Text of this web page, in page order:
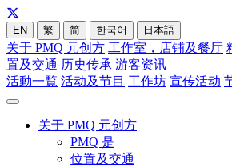
EN 繁 简 한국어 日本語
关于 PMQ 元创方 工作室，店铺及餐厅
置及交通 历史传承 游客资讯
活動一覧 活动及节目 工作坊 宣传活动
关于 PMQ 元创方
PMQ 是
位置及交通